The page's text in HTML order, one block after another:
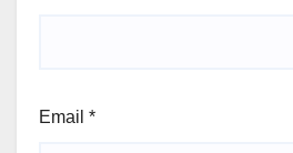
Email *